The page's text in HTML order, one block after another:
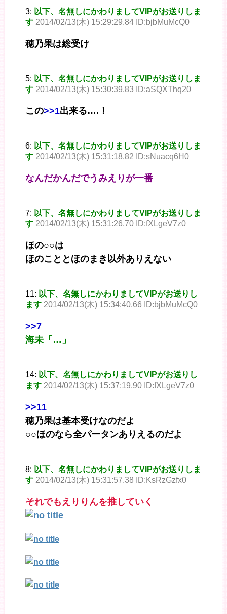
3: 以下、名無しにかわりましてVIPがお送りしま
す 2014/02/13(木) 15:29:29.84 ID:bjbMuMcQ0
穂乃果は総受け
5: 以下、名無しにかわりましてVIPがお送りしま
す 2014/02/13(木) 15:30:39.83 ID:aSQXThq20
この>>1出来る….！
6: 以下、名無しにかわりましてVIPがお送りしま
す 2014/02/13(木) 15:31:18.82 ID:sNuacq6H0
なんだかんだでうみえりが一番
7: 以下、名無しにかわりましてVIPがお送りしま
す 2014/02/13(木) 15:31:26.70 ID:fXLgeV7z0
ほの○○は
ほのこととほのまき以外ありえない
11: 以下、名無しにかわりましてVIPがお送りし
ます 2014/02/13(木) 15:34:40.66 ID:bjbMuMcQ0
>>7
海未「…」
14: 以下、名無しにかわりましてVIPがお送りし
ます 2014/02/13(木) 15:37:19.90 ID:fXLgeV7z0
>>11
穂乃果は基本受けなのだよ
○○ほのなら全パータンありえるのだよ
8: 以下、名無しにかわりましてVIPがお送りしま
す 2014/02/13(木) 15:31:57.38 ID:KsRzGzfx0
それでもえりりんを推していく